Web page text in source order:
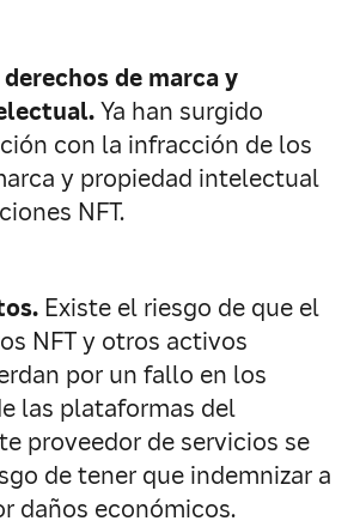
de marca y
Ya han surgido
con la infracción de los
y propiedad intelectual
NFT.
Existe el riesgo de que el
NFT y otros activos
por un fallo en los
las plataformas del
proveedor de servicios se
de tener que indemnizar a
daños económicos.